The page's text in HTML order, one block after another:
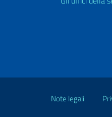
Note legali